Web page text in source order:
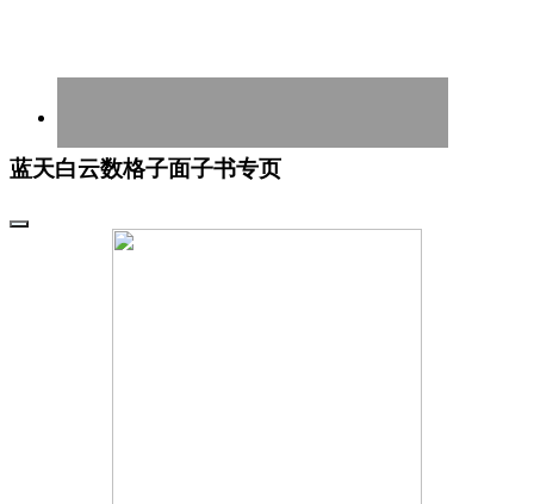
蓝天白云数格子面子书专页